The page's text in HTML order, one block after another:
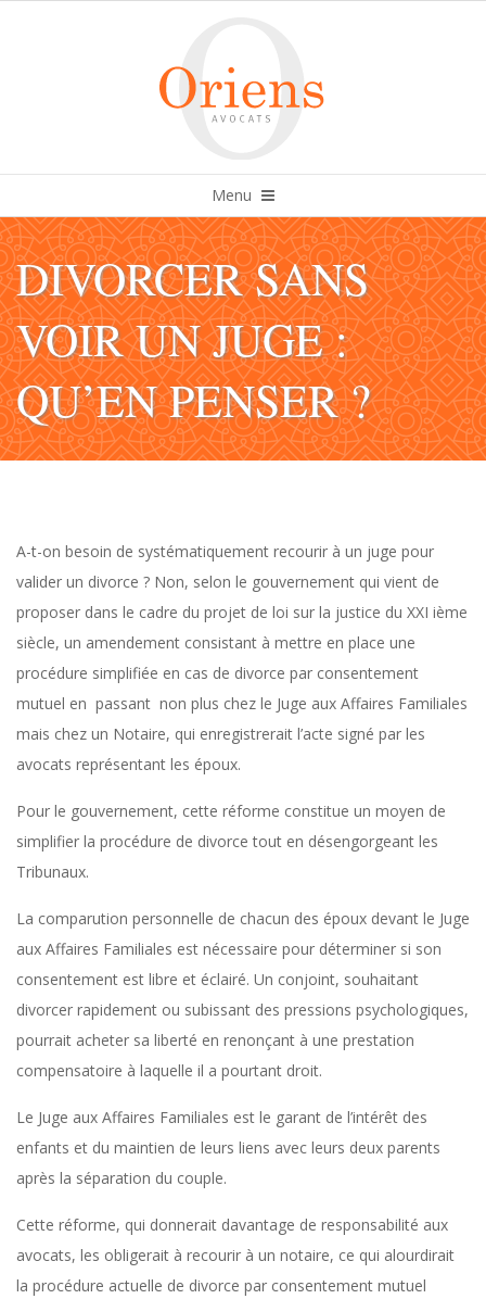
Navigation
Menu
Menu
DIVORCER SANS
VOIR UN JUGE :
QU’EN PENSER ?
D
I
V
O
R
C
E
R
S
A
N
S
A-t-on besoin de systématiquement recourir à un juge pour
valider un divorce ? Non, selon le gouvernement qui vient de
proposer dans le cadre du projet de loi sur la justice du XXI ième
siècle, un amendement consistant à mettre en place une
procédure simplifiée en cas de divorce par consentement
mutuel en passant non plus chez le Juge aux Affaires Familiales
mais chez un Notaire, qui enregistrerait l’acte signé par les
avocats représentant les époux.
Pour le gouvernement, cette réforme constitue un moyen de
simplifier la procédure de divorce tout en désengorgeant les
Tribunaux.
La comparution personnelle de chacun des époux devant le Juge
aux Affaires Familiales est nécessaire pour déterminer si son
consentement est libre et éclairé. Un conjoint, souhaitant
divorcer rapidement ou subissant des pressions psychologiques,
pourrait acheter sa liberté en renonçant à une prestation
compensatoire à laquelle il a pourtant droit.
Le Juge aux Affaires Familiales est le garant de l’intérêt des
enfants et du maintien de leurs liens avec leurs deux parents
après la séparation du couple.
Cette réforme, qui donnerait davantage de responsabilité aux
avocats, les obligerait à recourir à un notaire, ce qui alourdirait
la procédure actuelle de divorce par consentement mutuel